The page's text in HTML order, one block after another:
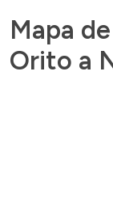
Mapa
Orito a